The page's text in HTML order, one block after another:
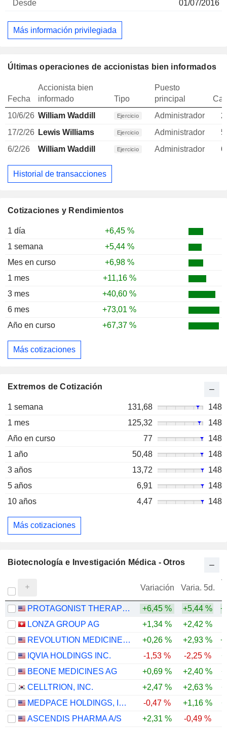
Cotizaciones y Rendimientos
1 día
+6,45 %
1 semana
+5,44 %
Mes en curso
+6,98 %
1 mes
+11,16 %
3 mes
+40,60 %
6 mes
+73,01 %
Año en curso
+67,37 %
Más cotizaciones
Extremos de Cotización
1 semana 131,68
148
1 mes
125,32
148
Año en curso
77
148
1 año
50,48
148
3 años
13,72
148
5 años
6,91
148
10 años
4,47 148
Más cotizaciones
01/07/2016
Más información privilegiada
Últimas operaciones de accionistas bien informados
Fecha
Accionista bien
informado
Tipo
Puesto
principal
10/6/26 William Waddill Ejercicio Administrador
17/2/26 Lewis Williams Ejercicio Administrador
6/2/26
William Waddill Ejercicio Administrador
Historial de transacciones
Biotecnología e Investigación Médica - Otros
Variación Varia. 5d.
PROTAGONIST THERAPEUTICS, INC. +6,45 % +5,44 %
LONZA GROUP AG
+1,34 % +2,42 %
REVOLUTION MEDICINES, INC.
+0,26 % +2,93 %
IQVIA HOLDINGS INC.
-1,53 % -2,25 %
BEONE MEDICINES AG
+0,69 % +2,40 %
CELLTRION, INC.
+2,47 % +2,63 %
MEDPACE HOLDINGS, INC.
-0,47 % +1,16 %
ASCENDIS PHARMA A/S
+2,31 %
-0,49 %